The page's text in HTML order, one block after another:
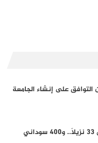
التوافق على إنشاء الجامعة
165 مليون جنيه لإطلاق 33 نزيلاً.. و400 سوداني